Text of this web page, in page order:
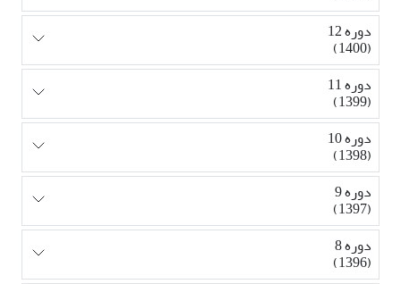
دوره 12
(1400)
دوره 11
(1399)
دوره 10
(1398)
دوره 9
(1397)
دوره 8
(1396)